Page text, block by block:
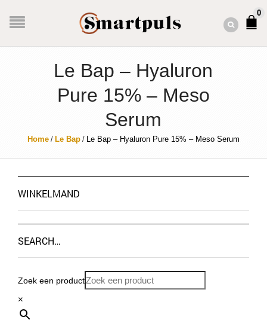
0
Le Bap – Hyaluron
Pure 15% – Meso
Serum
Home / Le Bap / Le Bap – Hyaluron Pure 15% – Meso Serum
WINKELMAND
SEARCH…
Zoek een product
×